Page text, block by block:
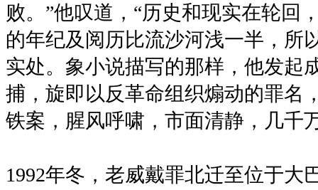
败。”他叹道，“历史和现实在轮回
的年纪及阅历比流沙河浅一半，所
实处。象小说描写的那样，他发起
捕，旋即以反革命组织煽动的罪名
铁案，腥风呼啸，市面清静，几千
1992年冬，老威戴罪北迁至位于大